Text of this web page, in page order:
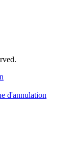
d'annulation